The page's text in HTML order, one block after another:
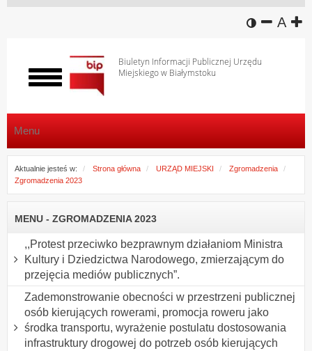
wersja
A
Biuletyn Informacji Publicznej Urzędu
Miejskiego w Białymstoku
Włącz
menu
Menu
Aktualnie jesteś w: Strona główna URZĄD MIEJSKI
Zgromadzenia
Zgromadzenia 2023
MENU - ZGROMADZENIA 2023
,,Protest przeciwko bezprawnym działaniom Ministra
Kultury i Dziedzictwa Narodowego, zmierzającym do
przejęcia mediów publicznych”.
Zademonstrowanie obecności w przestrzeni publicznej
osób kierujących rowerami, promocja roweru jako
środka transportu, wyrażenie postulatu dostosowania
infrastruktury drogowej do potrzeb osób kierujących